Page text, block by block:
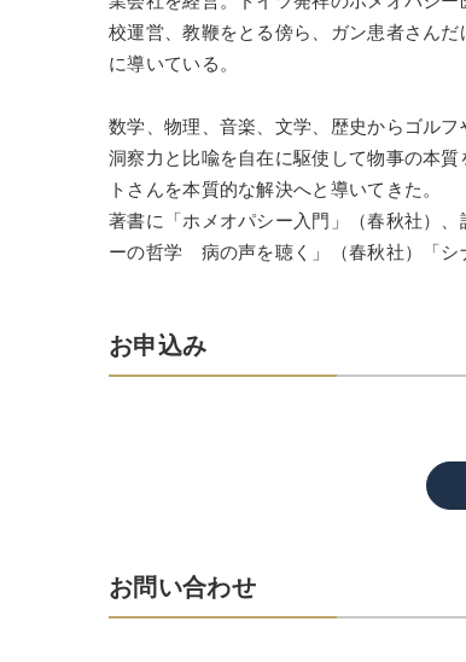
校運営、教鞭をとる傍ら、ガン患者さん
に導いている。
数学、物理、音楽、文学、歴史からゴル
洞察力と比喩を自在に駆使して物事の本
トさんを本質的な解決へと導いてきた。
著書に「ホメオパシー入門」（春秋社）
ーの哲学 病の声を聴く」（春秋社）「シ
お申込み
お問い合わせ